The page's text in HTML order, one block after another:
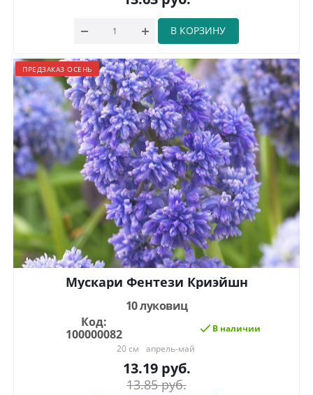
В КОРЗИНУ
ПРЕДЗАКАЗ ОСЕНЬ
Мускари Фентези Криэйшн
10 луковиц
Код:
100000082
В наличии
20 см
апрель-май
13.19руб.
13.85руб.